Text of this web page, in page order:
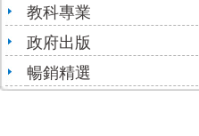
教科專業
政府出版
暢銷精選